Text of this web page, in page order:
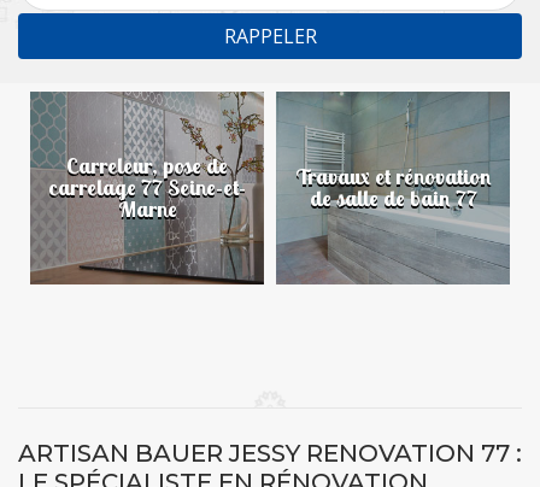
Carreleur, pose de
carrelage 77 Seine-et-
Marne
Travaux et rénovation
de salle de bain 77
ARTISAN BAUER JESSY RENOVATION 77 :